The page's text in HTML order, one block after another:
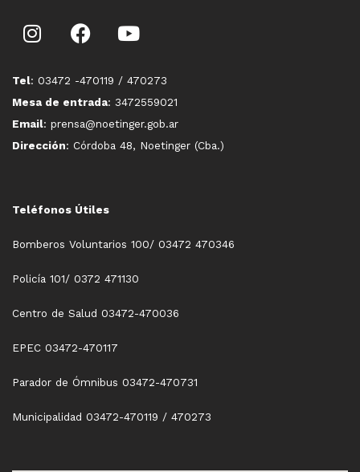
Tel: 03472 -470119 / 470273
Mesa de entrada: 3472559021
Email: prensa@noetinger.gob.ar
Dirección: Córdoba 48, Noetinger (Cba.)
Teléfonos Útiles
Bomberos Voluntarios 100/ 03472 470346
Policía 101/ 0372 471130
Centro de Salud 03472-470036
EPEC 03472-470117
Parador de Ómnibus 03472-470731
Municipalidad 03472-470119 / 470273